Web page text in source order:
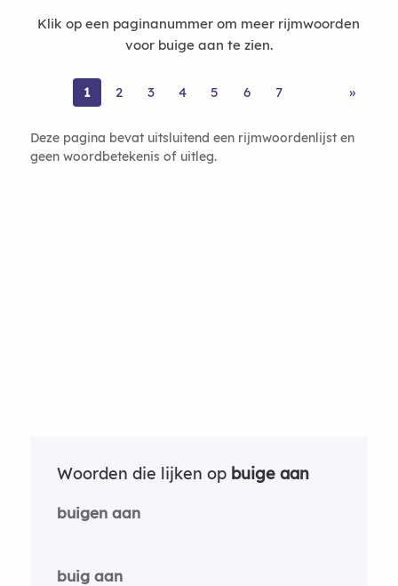
Klik op een paginanummer om meer rijmwoorden
voor buige aan te zien.
1 2 3 4 5 6 7 »
Deze pagina bevat uitsluitend een rijmwoordenlijst en
geen woordbetekenis of uitleg.
Woorden die lijken op buige aan
buigen aan
buig aan